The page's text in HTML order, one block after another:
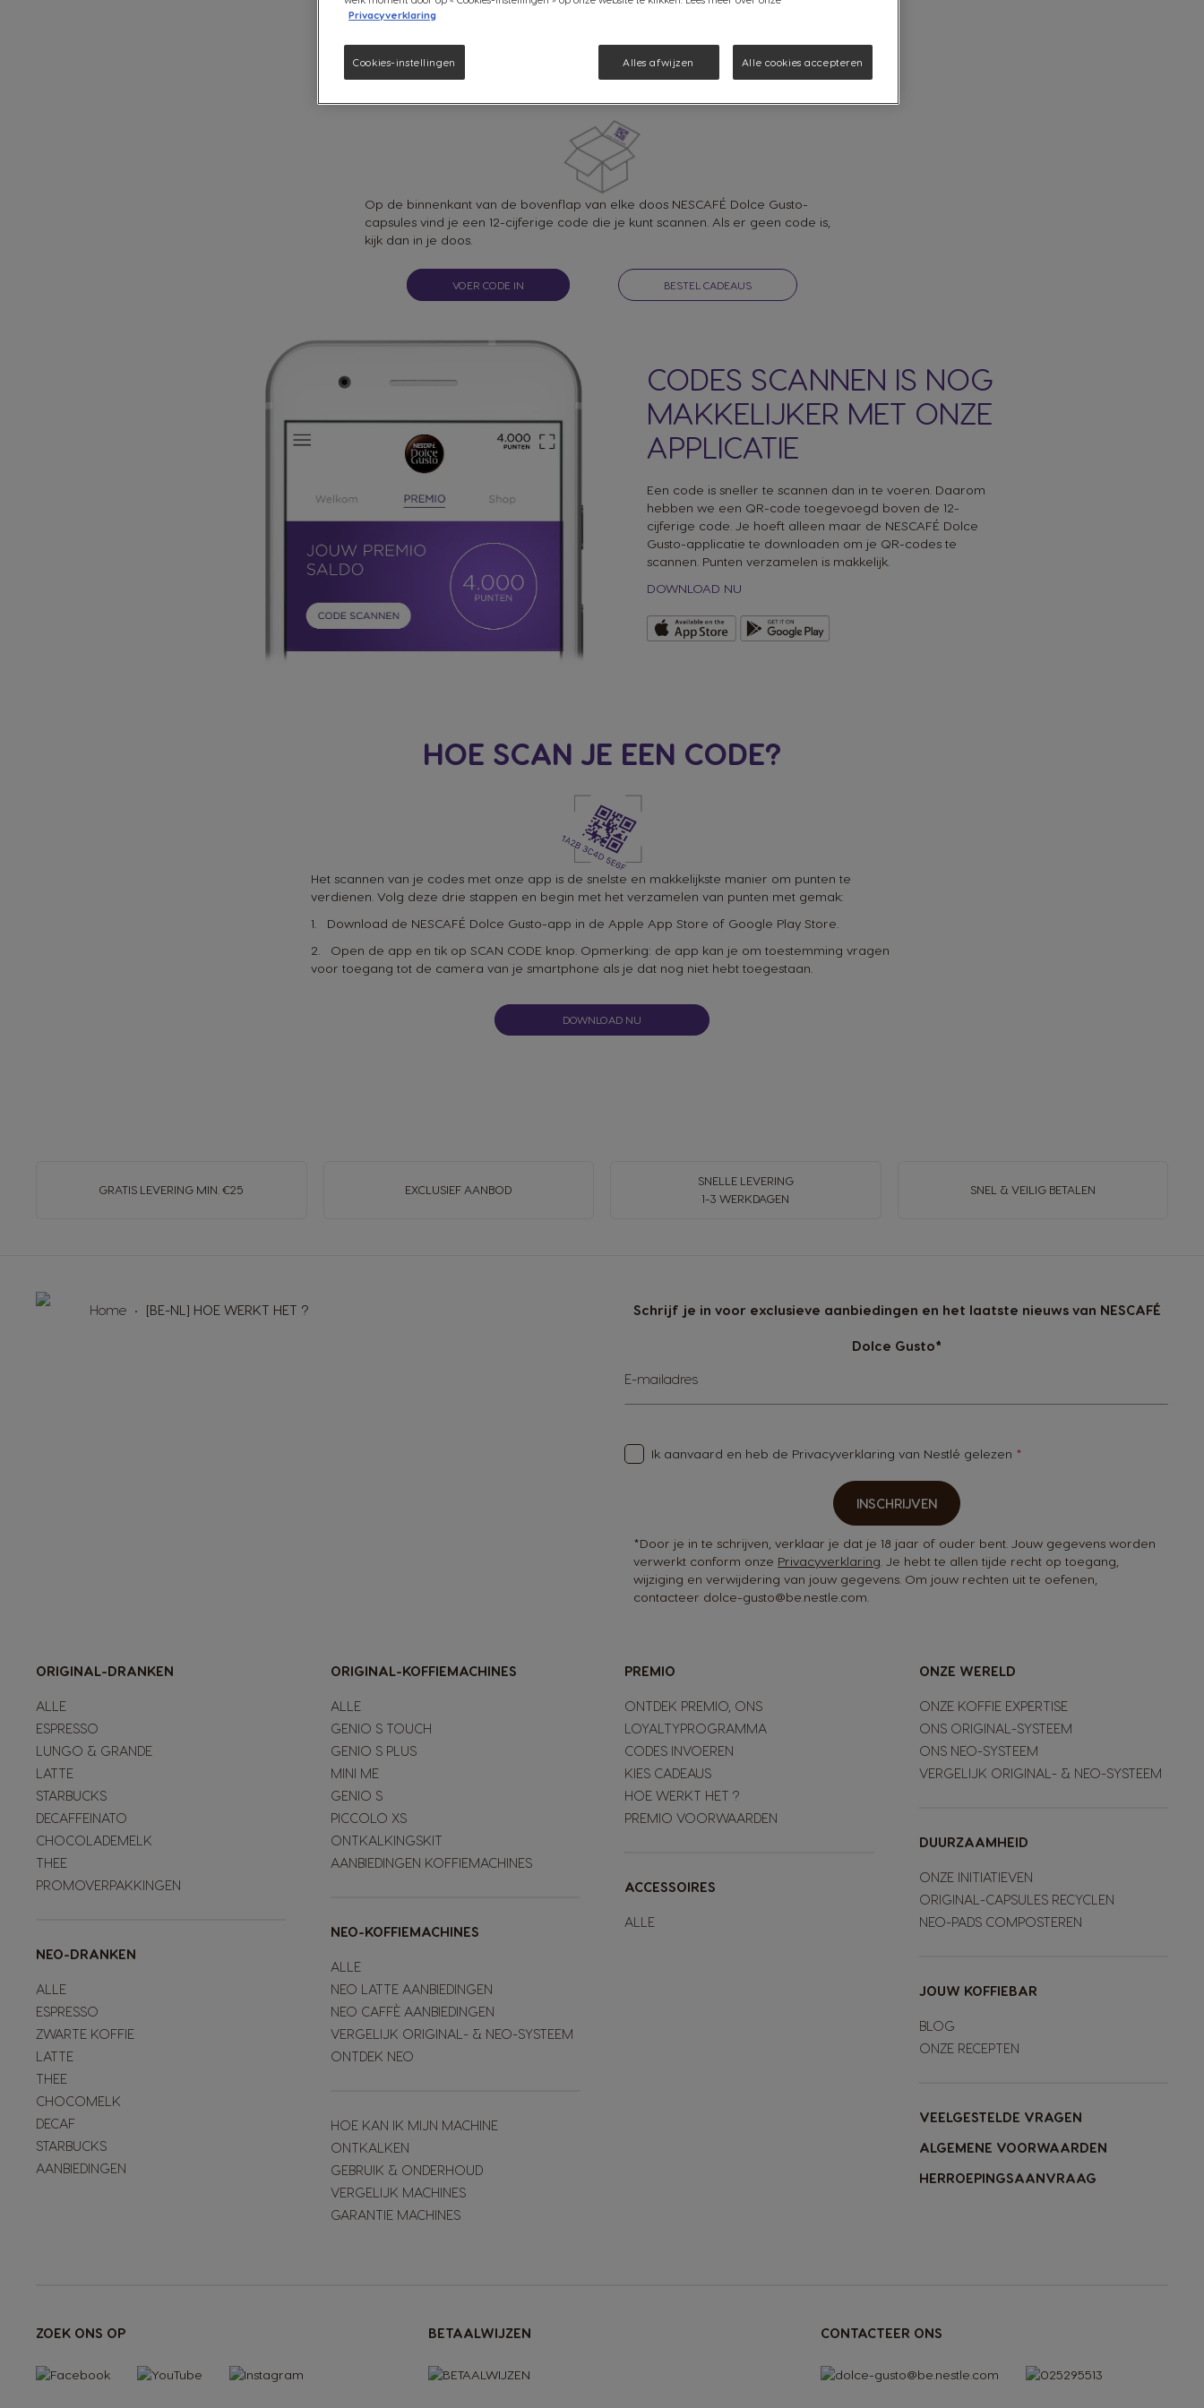
WAAR IS MIJN CODE?
Op de binnenkant van de bovenflap van elke doos NESCAFÉ Dolce Gusto-
capsules vind je een 12-cijferige code die je kunt scannen. Als er geen code is,
kijk dan in je doos.
VOER CODE IN BESTEL CADEAUS
CODES SCANNEN IS NOG
MAKKELIJKER MET ONZE
APPLICATIE
Een code is sneller te scannen dan in te voeren. Daarom
hebben we een QR-code toegevoegd boven de 12-
cijferige code. Je hoeft alleen maar de NESCAFÉ Dolce
Gusto-applicatie te downloaden om je QR-codes te
scannen. Punten verzamelen is makkelijk.
DOWNLOAD NU
HOE SCAN JE EEN CODE?
Het scannen van je codes met onze app is de snelste en makkelijkste manier om punten te
verdienen. Volg deze drie stappen en begin met het verzamelen van punten met gemak:
1. Download de NESCAFÉ Dolce Gusto-app in de Apple App Store of Google Play Store.
2. Open de app en tik op SCAN CODE knop. Opmerking: de app kan je om toestemming vragen
voor toegang tot de camera van je smartphone als je dat nog niet hebt toegestaan.
DOWNLOAD NU
GRATIS LEVERING MIN. €25 EXCLUSIEF AANBOD
SNELLE LEVERING
1-3 WERKDAGEN
SNEL & VEILIG BETALEN
Home [BE-NL] HOE WERKT HET ? Schrijf je in voor exclusieve aanbiedingen en het laatste nieuws van NESCAFÉ
Dolce Gusto*
Abonneer
u
op
nieuwsbrief
E-mailadres
Ik aanvaard en heb de Privacyverklaring van Nestlé gelezen
INSCHRIJVEN
*Door je in te schrijven, verklaar je dat je 18 jaar of ouder bent. Jouw gegevens worden
verwerkt conform onze Privacyverklaring . Je hebt te allen tijde recht op toegang,
wijziging en verwijdering van jouw gegevens. Om jouw rechten uit te oefenen,
contacteer dolce-gusto@be.nestle.com.
ORIGINAL-DRANKEN
ALLE
ESPRESSO
LUNGO & GRANDE
LATTE
STARBUCKS
DECAFFEINATO
CHOCOLADEMELK
THEE
PROMOVERPAKKINGEN
NEO-DRANKEN
ALLE
ESPRESSO
ZWARTE KOFFIE
LATTE
THEE
CHOCOMELK
DECAF
STARBUCKS
AANBIEDINGEN
ORIGINAL-KOFFIEMACHINES
ALLE
GENIO S TOUCH
GENIO S PLUS
MINI ME
GENIO S
PICCOLO XS
ONTKALKINGSKIT
AANBIEDINGEN KOFFIEMACHINES
NEO-KOFFIEMACHINES
ALLE
NEO LATTE AANBIEDINGEN
NEO CAFFÈ AANBIEDINGEN
VERGELIJK ORIGINAL- & NEO-SYSTEEM
ONTDEK NEO
HOE KAN IK MIJN MACHINE
ONTKALKEN
GEBRUIK & ONDERHOUD
VERGELIJK MACHINES
GARANTIE MACHINES
PREMIO
ONTDEK PREMIO, ONS
LOYALTYPROGRAMMA
CODES INVOEREN
KIES CADEAUS
HOE WERKT HET ?
PREMIO VOORWAARDEN
ACCESSOIRES
ALLE
ONZE WERELD
ONZE KOFFIE EXPERTISE
ONS ORIGINAL-SYSTEEM
ONS NEO-SYSTEEM
VERGELIJK ORIGINAL- & NEO-SYSTEEM
DUURZAAMHEID
ONZE INITIATIEVEN
ORIGINAL-CAPSULES RECYCLEN
NEO-PADS COMPOSTEREN
JOUW KOFFIEBAR
BLOG
ONZE RECEPTEN
VEELGESTELDE VRAGEN
ALGEMENE VOORWAARDEN
HERROEPINGSAANVRAAG
ZOEK ONS OP BETAALWIJZEN CONTACTEER ONS
Privacyverklaring
Cookies-instellingen Alles afwijzen Alle cookies accepteren